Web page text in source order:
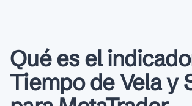
Qué es el
Tiempo de Vela y